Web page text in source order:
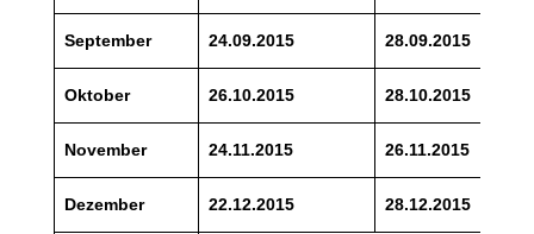
September 24.09.2015 28.09.2015
Oktober 26.10.2015 28.10.2015
November 24.11.2015 26.11.2015
Dezember 22.12.2015 28.12.2015